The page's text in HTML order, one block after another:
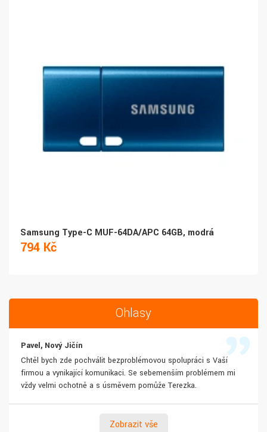
Samsung Type-C MUF-64DA/APC 64GB, modrá
794 Kč
Ohlasy
Pavel, Nový Jičín
Chtěl bych zde pochválit bezproblémovou spolupráci s Vaší
firmou a vynikající komunikaci. Se sebemenším problémem mi
vždy velmi ochotně a s úsměvem pomůže Terezka.
Zobrazit vše